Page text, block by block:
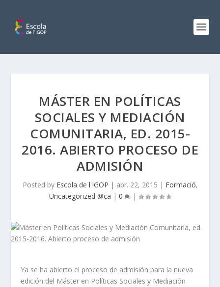
MÁSTER EN POLÍTICAS
SOCIALES Y MEDIACIÓN
COMUNITARIA, ED. 2015-
2016. ABIERTO PROCESO DE
ADMISIÓN
Posted by Escola de l'IGOP | abr. 22, 2015 | Formació,
Uncategorized @ca | 0 |
Ya se ha abierto el proceso de admisión para la nueva
edición del Máster en Políticas Sociales y Mediación